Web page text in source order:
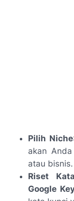
Pilih Niche
akan
atau bisnis.
Riset
Google